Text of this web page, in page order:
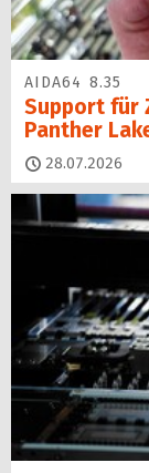
AIDA64 8.35
Support für
Panther
28.07.2026